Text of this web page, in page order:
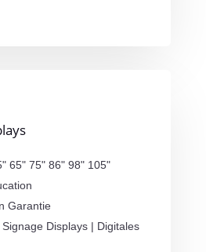
65" 75" 86" 98" 105"
Garantie
Displays | Digitales